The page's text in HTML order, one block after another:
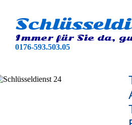
Immer für Sie da,
0176-593.503.05